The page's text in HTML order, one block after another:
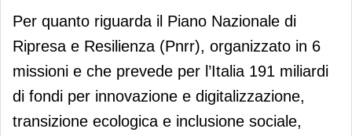
Per quanto riguarda il Piano Nazionale di
Ripresa e Resilienza (Pnrr), organizzato in 6
missioni e che prevede per l’Italia 191 miliardi
di fondi per innovazione e digitalizzazione,
transizione ecologica e inclusione sociale,